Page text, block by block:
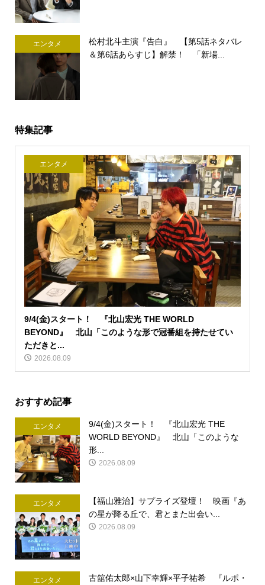
エンタメ
松村北斗主演『告白』 【第5話ネタバレ
＆第6話あらすじ】解禁！ 「新場...
特集記事
エンタメ
9/4(金)スタート！ 『北山宏光 THE WORLD
BEYOND』 北山「このような形で冠番組を持たせてい
ただきと...
2026.08.09
おすすめ記事
エンタメ
9/4(金)スタート！ 『北山宏光 THE
WORLD BEYOND』 北山「このような
形...
2026.08.09
エンタメ
【福山雅治】サプライズ登壇！ 映画『あ
の星が降る丘で、君とまた出会い...
2026.08.09
エンタメ
古舘佑太郎×山下幸輝×平子祐希 『ルポ・